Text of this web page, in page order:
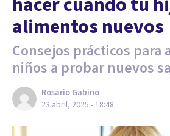
alimentos nuevos
Consejos prácticos para
niños a probar nuevos
Rosario Gabino
23 abril, 2025 - 18:48